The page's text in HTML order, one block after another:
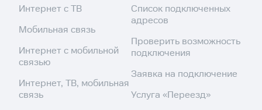
Интернет с ТВ
Мобильная связь
Интернет с мобильной
связью
Интернет, ТВ, мобильная
связь
Список подключенных
адресов
Проверить возможность
подключения
Заявка на подключение
Услуга «Переезд»